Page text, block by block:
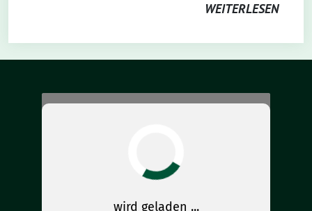
WEITERLESEN